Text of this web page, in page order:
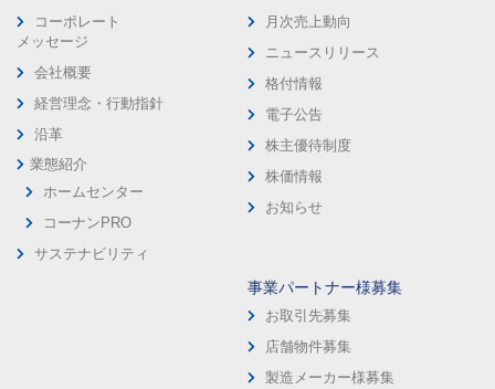
コーポレート
メッセージ
会社概要
経営理念・行動指針
沿革
業態紹介
ホームセンター
コーナンPRO
サステナビリティ
月次売上動向
ニュースリリース
格付情報
電子公告
株主優待制度
株価情報
お知らせ
事業パートナー様募集
お取引先募集
店舗物件募集
製造メーカー様募集